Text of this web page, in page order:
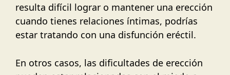
resulta difícil lograr o mantener una erección
cuando tienes relaciones íntimas, podrías
estar tratando con una disfunción eréctil.
En otros casos, las dificultades de erección